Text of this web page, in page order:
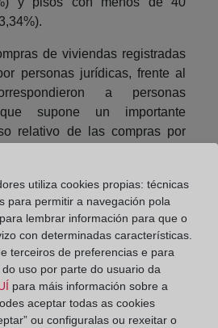
de viviendas registradas
personas jurídicas, frente al
a personas
supone un importante
relativo de las compras por
de las hipotecas se situó
un 9,7% menos que un año
en niveles de 2003, mientras
medio de los nuevos créditos
con respecto a los
en 2011, 3,37% en 2010) a
utiliza cookies propias: técnicas
para permitir a navegación pola
lembrar información para que o
con determinadas características.
terceiros de preferencias e para
uso por parte do usuario da
para máis información sobre a
aceptar todas as cookies
ou configuralas ou rexeitar o